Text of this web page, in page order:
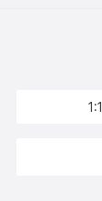
잿더미라는 죽
라면, ‘풀’은
아 넉넉히 나
‘좋다’랑 한짝
은 겉멋으로
면, 먼저 종이
스로 되읽고
로우 수)만 부